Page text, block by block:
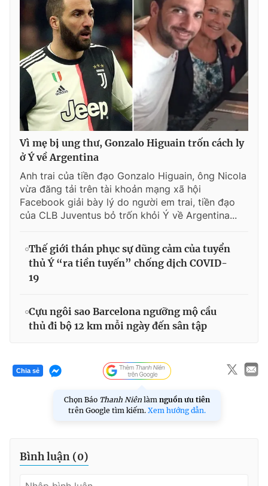
Vì mẹ bị ung thư, Gonzalo Higuain trốn cách ly
ở Ý về Argentina
Anh trai của tiền đạo Gonzalo Higuain, ông Nicola
vừa đăng tải trên tài khoản mạng xã hội
Facebook giải bày lý do người em trai, tiền đạo
của CLB Juventus bỏ trốn khỏi Ý về Argentina...
Thế giới thán phục sự dũng cảm của tuyển
thủ Ý “ra tiền tuyến” chống dịch COVID-
19
Cựu ngôi sao Barcelona ngưỡng mộ cầu
thủ đi bộ 12 km mỗi ngày đến sân tập
Chia sẻ
Chọn Báo Thanh Niên làm nguồn ưu tiên
trên Google tìm kiếm. Xem hướng dẫn.
Bình luận (0)